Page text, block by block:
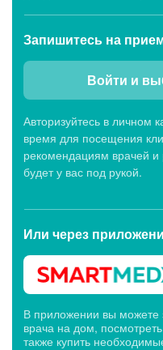
Запишитесь на
Войти и
Авторизуйтесь в личном
время для посещения
рекомендациям врачей и
будет у вас под рукой.
Или через
В приложении вы можете
врача на дом,
также купить